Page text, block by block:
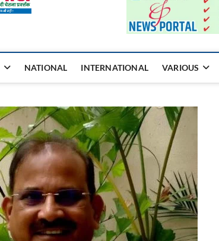
NATIONAL INTERNATIONAL VARIOUS